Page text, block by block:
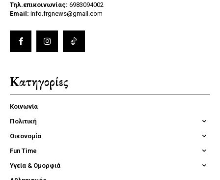
Τηλ.επικοινωνίας: 6983094002
Email: info.frgnews@gmail.com
Κατηγορίες
Κοινωνία
Πολιτική
Οικονομία
Fun Time
Υγεία & Ομορφιά